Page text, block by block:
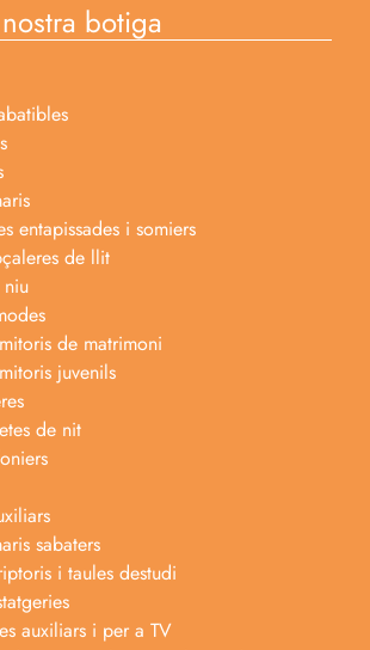
botiga
entapissades i somiers
de llit
niu
de matrimoni
juvenils
de nit
sabaters
i taules destudi
auxiliars i per a TV